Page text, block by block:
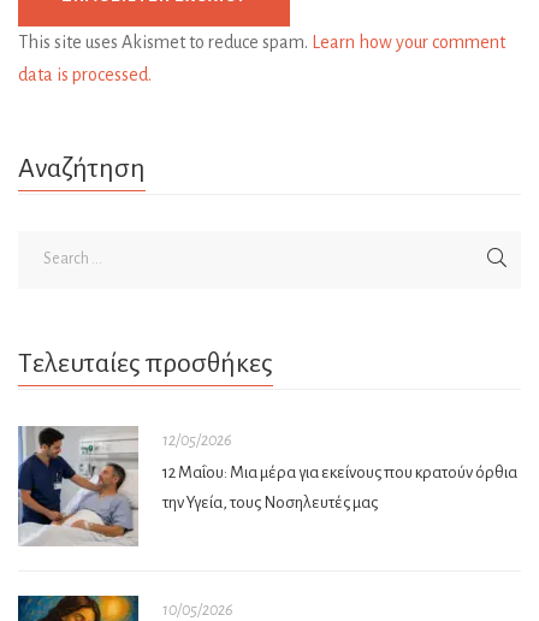
This site uses Akismet to reduce spam. Learn how your comment
data is processed.
Αναζήτηση
Τελευταίες προσθήκες
12/05/2026
12 Μαΐου: Μια μέρα για εκείνους που κρατούν όρθια
την Υγεία, τους Νοσηλευτές μας
10/05/2026